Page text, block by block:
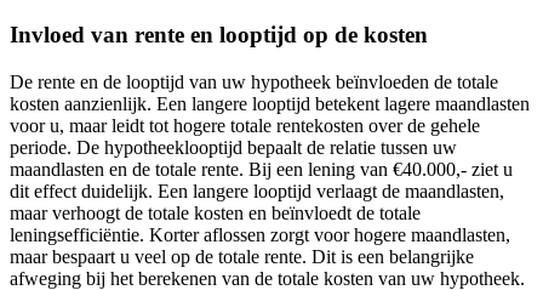
Invloed van rente en looptijd op de kosten
De rente en de looptijd van uw hypotheek beïnvloeden de totale
kosten aanzienlijk. Een langere looptijd betekent lagere maandlasten
voor u, maar leidt tot hogere totale rentekosten over de gehele
periode. De hypotheeklooptijd bepaalt de relatie tussen uw
maandlasten en de totale rente. Bij een lening van €40.000,- ziet u
dit effect duidelijk. Een langere looptijd verlaagt de maandlasten,
maar verhoogt de totale kosten en beïnvloedt de totale
leningsefficiëntie. Korter aflossen zorgt voor hogere maandlasten,
maar bespaart u veel op de totale rente. Dit is een belangrijke
afweging bij het berekenen van de totale kosten van uw hypotheek.